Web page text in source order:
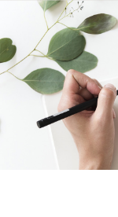
contenu